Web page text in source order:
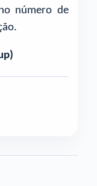
número de